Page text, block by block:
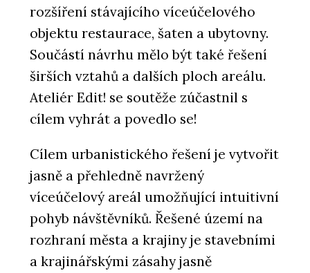
rozšíření stávajícího víceúčelového
objektu restaurace, šaten a ubytovny.
Součástí návrhu mělo být také řešení
širších vztahů a dalších ploch areálu.
Ateliér Edit! se soutěže zúčastnil s
cílem vyhrát a povedlo se!
Cílem urbanistického řešení je vytvořit
jasně a přehledně navržený
víceúčelový areál umožňující intuitivní
pohyb návštěvníků. Řešené území na
rozhraní města a krajiny je stavebními
a krajinářskými zásahy jasně